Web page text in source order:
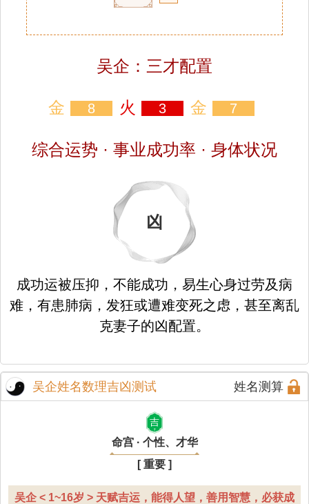
吴企：三才配置
金 8 火 3 金 7
综合运势 · 事业成功率 · 身体状况
凶
成功运被压抑，不能成功，易生心身过劳及病
难，有患肺病，发狂或遭难变死之虑，甚至离乱
克妻子的凶配置。
吴企姓名数理吉凶测试 姓名测算
吉
命宫 · 个性、才华
[ 重要 ]
吴企 < 1~16岁 > 天赋吉运，能得人望，善用智慧，必获成